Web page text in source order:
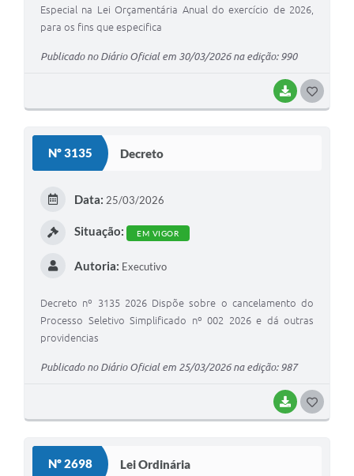
BAIXAR
Especial na Lei Orçamentária Anual do exercício de 2026,
para os fins que especifica
Publicado no Diário Oficial em 30/03/2026 na edição: 990
Nº 3135 Decreto
BAIXAR
Data: 25/03/2026
Situação: EM VIGOR
Autoria: Executivo
Decreto nº 3135 2026 Dispõe sobre o cancelamento do
Processo Seletivo Simplificado nº 002 2026 e dá outras
providencias
Publicado no Diário Oficial em 25/03/2026 na edição: 987
Nº 2698 Lei Ordinária